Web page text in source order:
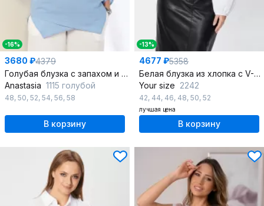
-16%
3680 ₽4379
Голубая блузка с запахом и асимметричным низом
Anastasia 1115 голубой
48, 50, 52, 54, 56, 58
В корзину
-13%
4677 ₽5358
Белая блузка из хлопка с V-вырезом и рюшей, демисезон
Your size 2242
42, 44, 46, 48, 50, 52
лучшая цена
В корзину